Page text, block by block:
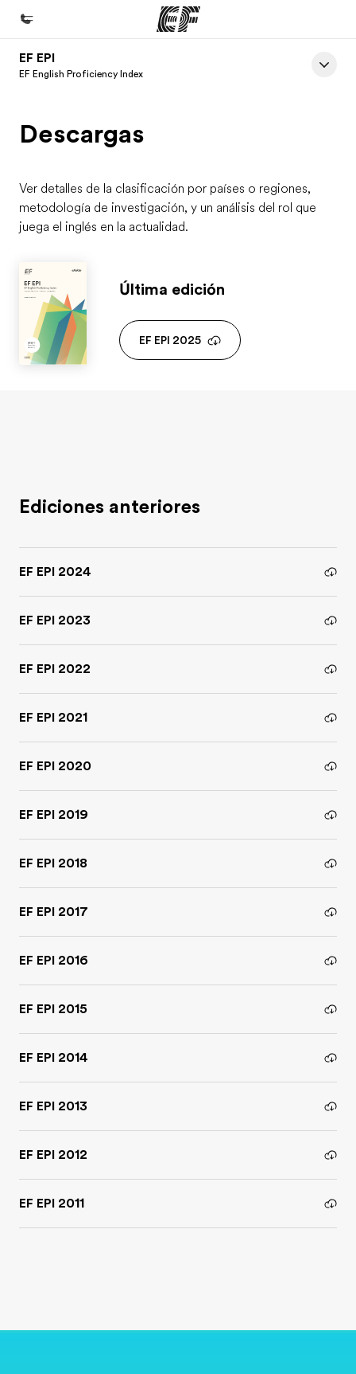
Inicio
Programas
Oficinas
Encuentra una oficina
Quiénes somos
Trabajos
Únete al equipo
EF EPI
EF English Proficiency Index
Descargas
Ver detalles de la clasificación por países o regiones,
metodología de investigación, y un análisis del rol que
juega el inglés en la actualidad.
Última edición
EF EPI 2025
Ediciones anteriores
EF EPI 2024
EF EPI 2023
EF EPI 2022
EF EPI 2021
EF EPI 2020
EF EPI 2019
EF EPI 2018
EF EPI 2017
EF EPI 2016
EF EPI 2015
EF EPI 2014
EF EPI 2013
EF EPI 2012
EF EPI 2011